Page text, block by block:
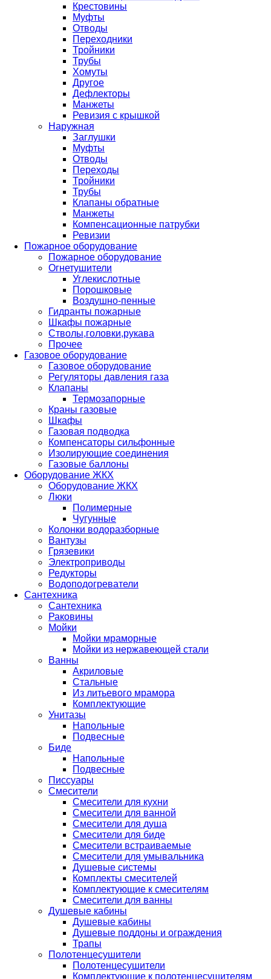
Крестовины
Муфты
Отводы
Переходники
Тройники
Трубы
Хомуты
Другое
Дефлекторы
Манжеты
Ревизия с крышкой
Наружная
Заглушки
Муфты
Отводы
Переходы
Тройники
Трубы
Клапаны обратные
Манжеты
Компенсационные патрубки
Ревизии
Пожарное оборудование
Пожарное оборудование
Огнетушители
Углекислотные
Порошковые
Воздушно-пенные
Гидранты пожарные
Шкафы пожарные
Стволы,головки,рукава
Прочее
Газовое оборудование
Газовое оборудование
Регуляторы давления газа
Клапаны
Термозапорные
Краны газовые
Шкафы
Газовая подводка
Компенсаторы сильфонные
Изолирующие соединения
Газовые баллоны
Оборудование ЖКХ
Оборудование ЖКХ
Люки
Полимерные
Чугунные
Колонки водоразборные
Вантузы
Грязевики
Электроприводы
Редукторы
Водоподогреватели
Сантехника
Сантехника
Раковины
Мойки
Мойки мраморные
Мойки из нержавеющей стали
Ванны
Акриловые
Стальные
Из литьевого мрамора
Комплектующие
Унитазы
Напольные
Подвесные
Биде
Напольные
Подвесные
Писсуары
Смесители
Смесители для кухни
Смесители для ванной
Смесители для душа
Смесители для биде
Смесители встраиваемые
Смесители для умывальника
Душевые системы
Комплекты смесителей
Комплектующие к смесителям
Смесители для ванны
Душевые кабины
Душевые кабины
Душевые поддоны и ограждения
Трапы
Полотенцесушители
Полотенцесушители
Комплектующие к полотенцесушителям